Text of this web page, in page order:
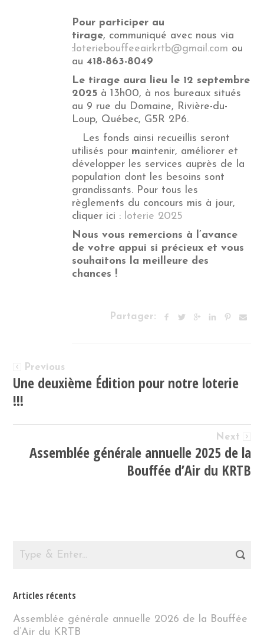
Pour participer au
tirage, communiqué avec nous via
:loteriebouffeeairkrtb@gmail.com ou
au418-863-8049
Le tirage aura lieu le 12 septembre
2025 à 13h00, à nos bureaux situés
au 9 rue du Domaine, Rivière-du-
Loup, Québec, G5R 2P6.
Les fonds ainsi recueillis seront
utilisés pour maintenir, améliorer et
développer les services auprès de la
population dont les besoins sont
grandissants. Pour tous les
règlements du concours mis à jour,
cliquer ici : loterie 2025
Nous vous remercions à l’avance
de votre appui si précieux et vous
souhaitons la meilleure des
chances !
Partager:
Previous
Une deuxième Édition pour notre loterie
!!!
Next
Assemblée générale annuelle 2025 de la
Bouffée d’Air du KRTB
Articles récents
Assemblée générale annuelle 2026 de la Bouffée
d’Air du KRTB